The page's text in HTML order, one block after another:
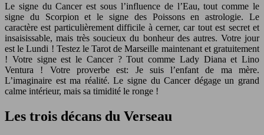
Le signe du Cancer est sous l’influence de l’Eau, tout comme le
signe du Scorpion et le signe des Poissons en astrologie. Le
caractère est particulièrement difficile à cerner, car tout est secret et
insaisissable, mais très soucieux du bonheur des autres. Votre jour
est le Lundi ! Testez le Tarot de Marseille maintenant et gratuitement
! Votre signe est le Cancer ? Tout comme Lady Diana et Lino
Ventura ! Votre proverbe est: Je suis l’enfant de ma mère.
L’imaginaire est ma réalité. Le signe du Cancer dégage un grand
calme intérieur, mais sa timidité le ronge !
Les trois décans du Verseau